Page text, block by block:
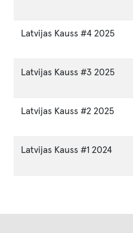
Latvijas Kauss #4 2025
Latvijas Kauss #3 2025
Latvijas Kauss #2 2025
Latvijas Kauss #1 2024